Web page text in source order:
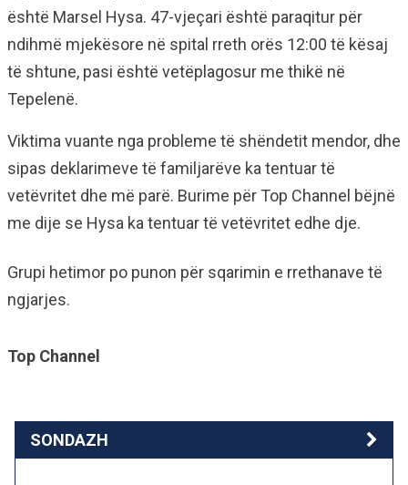
është Marsel Hysa. 47-vjeçari është paraqitur për
ndihmë mjekësore në spital rreth orës 12:00 të kësaj
të shtune, pasi është vetëplagosur me thikë në
Tepelenë.
Viktima vuante nga probleme të shëndetit mendor, dhe
sipas deklarimeve të familjarëve ka tentuar të
vetëvritet dhe më parë. Burime për Top Channel bëjnë
me dije se Hysa ka tentuar të vetëvritet edhe dje.
Grupi hetimor po punon për sqarimin e rrethanave të
ngjarjes.
Top Channel
SONDAZH